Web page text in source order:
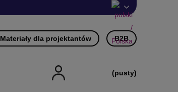
Materiały dla projektantów B2B
(pusty)